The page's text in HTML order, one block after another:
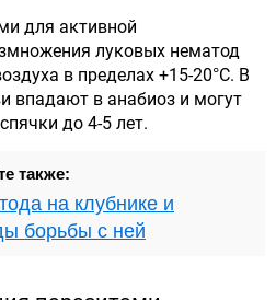
для активной
луковых нематод
в пределах +15-20°С. В
впадают в анабиоз и могут
до 4-5 лет.
также:
на клубнике и
борьбы с ней